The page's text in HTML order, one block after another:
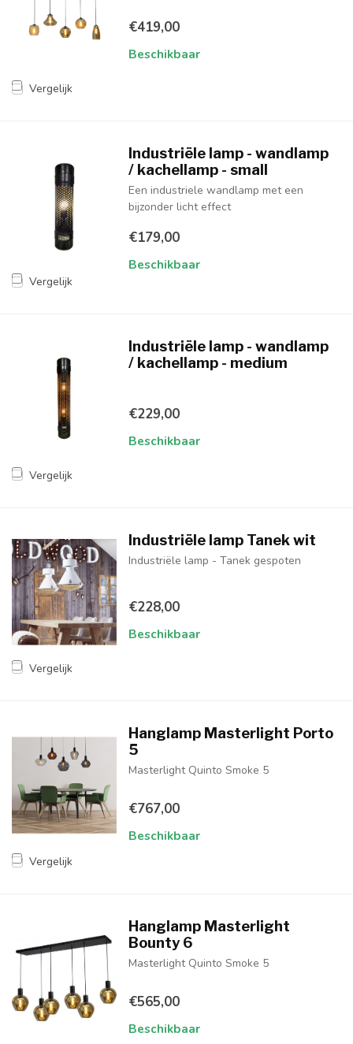
Vergelijk
€419,00
Beschikbaar
Vergelijk
Industriële lamp - wandlamp
/ kachellamp - small
Een industriele wandlamp met een
bijzonder licht effect
€179,00
Beschikbaar
Vergelijk
Industriële lamp - wandlamp
/ kachellamp - medium
€229,00
Beschikbaar
Vergelijk
Industriële lamp Tanek wit
Industriële lamp - Tanek gespoten
€228,00
Beschikbaar
Vergelijk
Hanglamp Masterlight Porto
5
Masterlight Quinto Smoke 5
€767,00
Beschikbaar
Hanglamp Masterlight
Bounty 6
Masterlight Quinto Smoke 5
€565,00
Beschikbaar